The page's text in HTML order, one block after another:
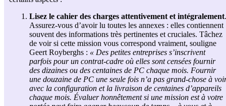
Lisez le cahier des charges attentivement et intégralement.
Assurez-vous d’avoir lu toutes les annexes : elles contiennent
souvent des informations très pertinentes et cruciales. Tâchez
de voir si cette mission vous correspond vraiment, souligne
Geert Royberghs : « Des petites entreprises s’inscrivent
parfois pour un contrat-cadre où elles sont censées fournir
des dizaines ou des centaines de PC chaque mois. Fournir
une douzaine de PC une seule fois n’a pas grand-chose à
avec la configuration et la livraison de centaines d’appareils
chaque mois. Évaluer honnêtement si une mission est à votre